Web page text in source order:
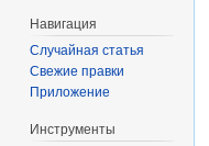
Навигация
Случайная статья
Свежие правки
Приложение
Инструменты